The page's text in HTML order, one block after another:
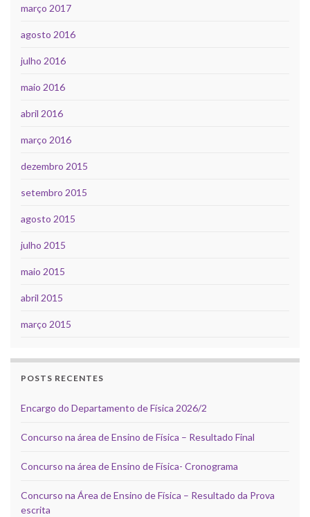
março 2017
agosto 2016
julho 2016
maio 2016
abril 2016
março 2016
dezembro 2015
setembro 2015
agosto 2015
julho 2015
maio 2015
abril 2015
março 2015
POSTS RECENTES
Encargo do Departamento de Física 2026/2
Concurso na área de Ensino de Física – Resultado Final
Concurso na área de Ensino de Física- Cronograma
Concurso na Área de Ensino de Física – Resultado da Prova
escrita